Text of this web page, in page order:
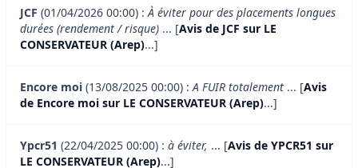
JCF (01/04/2026 00:00) :À éviter pour des placements longues
durées (rendement / risque) ... [Avis de JCF sur LE
CONSERVATEUR (Arep)...]
Encore moi (13/08/2025 00:00) :A FUIR totalement ... [Avis
de Encore moi sur LE CONSERVATEUR (Arep)...]
Ypcr51 (22/04/2025 00:00) : à éviter, ... [Avis de YPCR51 sur
LE CONSERVATEUR (Arep)...]